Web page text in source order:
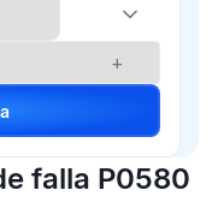
+
falla P0580